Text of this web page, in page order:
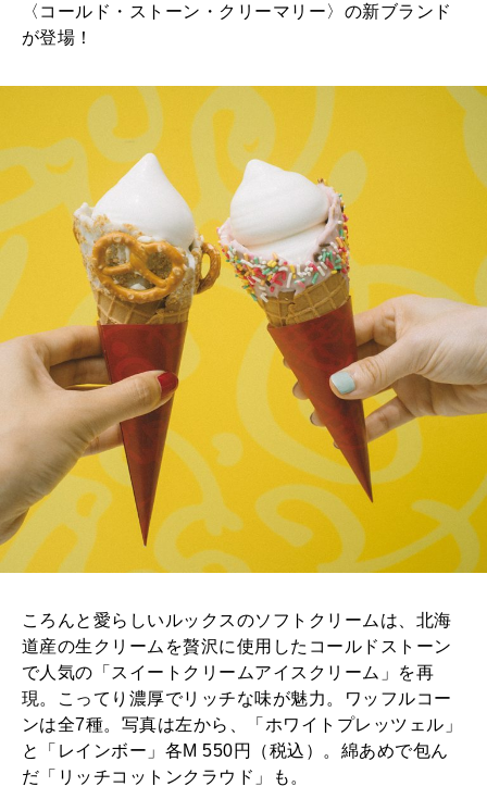
〈コールド・ストーン・クリーマリー〉の新ブランド
が登場！
ころんと愛らしいルックスのソフトクリームは、北海
道産の生クリームを贅沢に使用したコールドストーン
で人気の「スイートクリームアイスクリーム」を再
現。こってり濃厚でリッチな味が魅力。ワッフルコー
ンは全7種。写真は左から、「ホワイトプレッツェル」
と「レインボー」各M 550円（税込）。綿あめで包ん
だ「リッチコットンクラウド」も。